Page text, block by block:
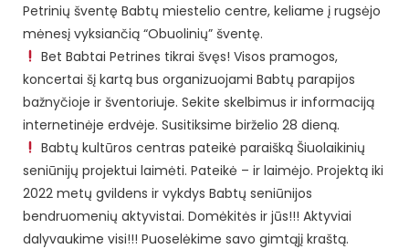
Petrinių šventę Babtų miestelio centre, keliame į rugsėjo
mėnesį vyksiančią “Obuolinių” šventę.
Bet Babtai Petrines tikrai švęs! Visos pramogos,
koncertai šį kartą bus organizuojami Babtų parapijos
bažnyčioje ir šventoriuje. Sekite skelbimus ir informaciją
internetinėje erdvėje. Susitiksime birželio 28 dieną.
Babtų kultūros centras pateikė paraišką Šiuolaikinių
seniūnijų projektui laimėti. Pateikė – ir laimėjo. Projektą iki
2022 metų gvildens ir vykdys Babtų seniūnijos
bendruomenių aktyvistai. Domėkitės ir jūs!!! Aktyviai
dalyvaukime visi!!! Puoselėkime savo gimtąjį kraštą.